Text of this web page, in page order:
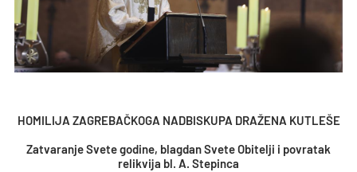
HOMILIJA ZAGREBAČKOGA NADBISKUPA DRAŽENA KUTLEŠE
Zatvaranje Svete godine, blagdan Svete Obitelji i povratak
relikvija bl. A. Stepinca